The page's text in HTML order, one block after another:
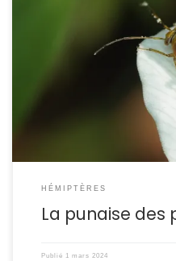
C’est une punaise commune
proches rendent difficile à
observation fine de la
nécessaires pour un bon
Linnaeus,1758. (ex- Exolygus
Insecte, Hémiptère,
des Mirinae, tribu des Mirini.
HÉMIPTÈRES
La punaise des
Publié 1 mars 2024